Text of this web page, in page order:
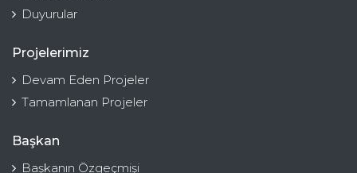
Duyurular
Projelerimiz
Devam Eden Projeler
Tamamlanan Projeler
Başkan
Başkanın Özgeçmişi